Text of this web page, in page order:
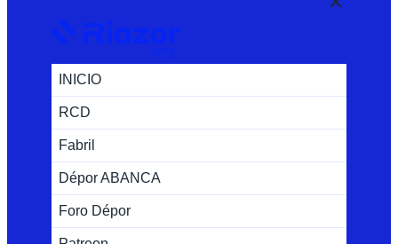
INICIO
RCD
Fabril
Dépor ABANCA
Foro Dépor